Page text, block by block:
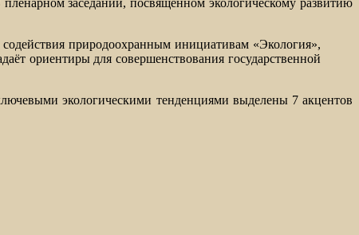
природоохранным инициативам «Экология»,
ориентиры для совершенствования государственной
экологическими тенденциями выделены 7 акцентов